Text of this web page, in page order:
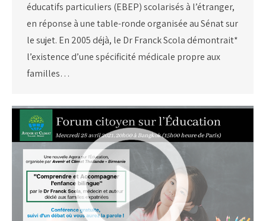
éducatifs particuliers (EBEP) scolarisés à l’étranger,
en réponse à une table-ronde organisée au Sénat sur
le sujet. En 2005 déjà, le Dr Franck Scola démontrait*
l’existence d’une spécificité médicale propre aux
familles…